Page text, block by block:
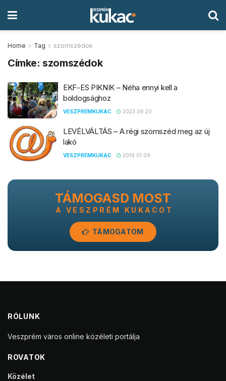
Home Tag szomszédok
Címke: szomszédok
EKF-ES PIKNIK – Néha ennyi kell a
boldogsághoz
VESZPREMKUKAC 2023.06.20.
LEVÉLVÁLTÁS – A régi szomszéd meg az új
lakó
VESZPREMKUKAC 2019.01.09.
TÁMOGASD MOST
A VESZPRÉM KUKACOT
TÁMOGATOM
RÓLUNK
Veszprém város online közéleti portálja
ROVATOK
Közélet